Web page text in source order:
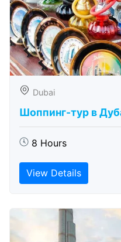
Dubai
Шоппинг-тур в
8 Hours
View Details